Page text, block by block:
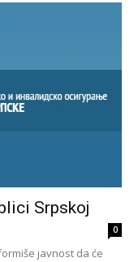
Srpskoj
0
javnost da će